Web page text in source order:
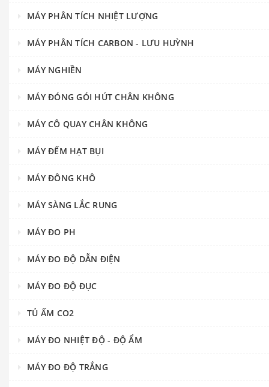
MÁY PHÂN TÍCH NHIỆT LƯỢNG
MÁY PHÂN TÍCH CARBON - LƯU HUỲNH
MÁY NGHIỀN
MÁY ĐÓNG GÓI HÚT CHÂN KHÔNG
MÁY CÔ QUAY CHÂN KHÔNG
MÁY ĐẾM HẠT BỤI
MÁY ĐÔNG KHÔ
MÁY SÀNG LẮC RUNG
MÁY ĐO PH
MÁY ĐO ĐỘ DẪN ĐIỆN
MÁY ĐO ĐỘ ĐỤC
TỦ ẤM CO2
MÁY ĐO NHIỆT ĐỘ - ĐỘ ẨM
MÁY ĐO ĐỘ TRẮNG